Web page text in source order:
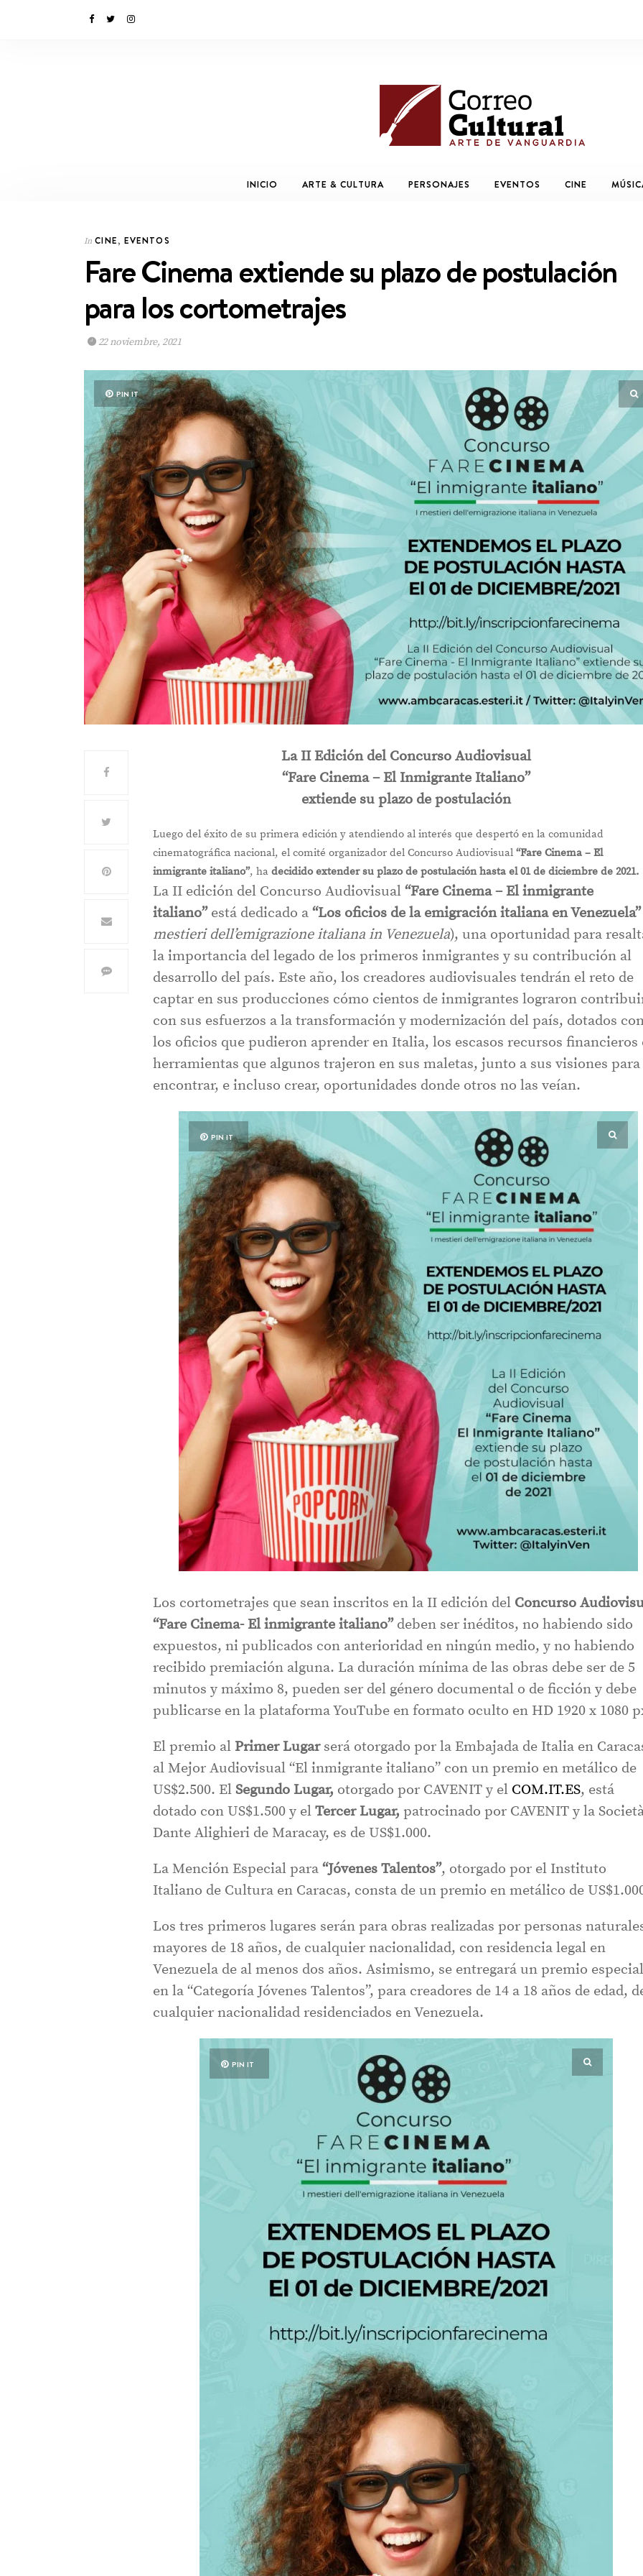
INICIO ARTE & CULTURA PERSONAJES EVENTOS CINE
In CINE,EVENTOS
Fare Cinema extiende su plazo de postulación
para los cortometrajes
22 noviembre, 2021
PIN IT
La II Edición del Concurso Audiovisual
“Fare Cinema – El Inmigrante Italiano”
extiende su plazo de postulación
Luego del éxito de su primera edición y atendiendo al interés que despertó en la comunidad
cinematográfica nacional, el comité organizador del Concurso Audiovisual“Fare Cinema – El
inmigrante italiano”, hadecidido extender su plazo de postulación hasta el 01 de diciembre de 2021.
La II edición del Concurso Audiovisual“Fare Cinema – El inmigrante
italiano”está dedicado a“Los oficios de la emigración italiana en Venezuela”
mestieri dell’emigrazione italiana in Venezuela), una oportunidad para
la importancia del legado de los primeros inmigrantes y su contribución al
desarrollo del país. Este año, los creadores audiovisuales tendrán el reto de
captar en sus producciones cómo cientos de inmigrantes lograron
con sus esfuerzos a la transformación y modernización del país, dotados
los oficios que pudieron aprender en Italia, los escasos recursos financieros
herramientas que algunos trajeron en sus maletas, junto a sus visiones para
encontrar, e incluso crear, oportunidades donde otros no las veían.
PIN IT
Los cortometrajes que sean inscritos en la II edición del Concurso
“Fare Cinema- El inmigrante italiano”deben ser inéditos, no habiendo sido
expuestos, ni publicados con anterioridad en ningún medio, y no habiendo
recibido premiación alguna. La duración mínima de las obras debe ser de 5
minutos y máximo 8, pueden ser del género documental o de ficción y debe
publicarse en la plataforma YouTube en formato oculto en HD 1920 x 1080
El premio al Primer Lugarserá otorgado por la Embajada de Italia en
al Mejor Audiovisual “El inmigrante italiano” con un premio en metálico de
US$2.500. El Segundo Lugar, otorgado por CAVENIT y el COM.IT.ES, está
dotado con US$1.500 y elTercer Lugar, patrocinado por CAVENIT y la
Dante Alighieri de Maracay, es de US$1.000.
La Mención Especial para“Jóvenes Talentos”, otorgado por el Instituto
Italiano de Cultura en Caracas, consta de un premio en metálico de
Los tres primeros lugares serán para obras realizadas por personas
mayores de 18 años, de cualquier nacionalidad, con residencia legal en
Venezuela de al menos dos años. Asimismo, se entregará un premio
en la “Categoría Jóvenes Talentos”, para creadores de 14 a 18 años de edad,
cualquier nacionalidad residenciados en Venezuela.
PIN IT